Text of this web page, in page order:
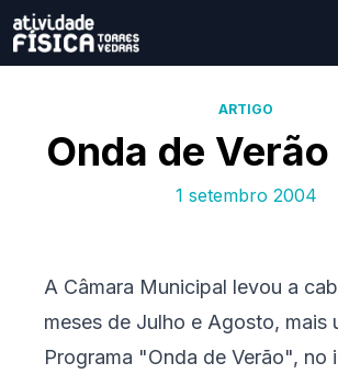
ARTIGO
Onda de
1 setembro 2004
A Câmara Municipal levou a
meses de Julho e Agosto, mais
Programa "Onda de Verão", no